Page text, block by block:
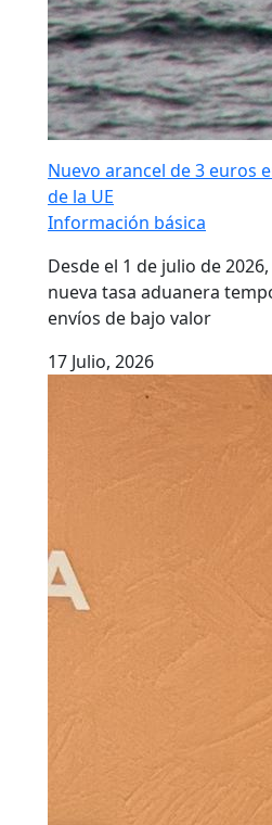
Nuevo arancel de 3 euros
de la UE
Información básica
Desde el 1 de julio de
nueva tasa aduanera
envíos de bajo valor
17 Julio, 2026